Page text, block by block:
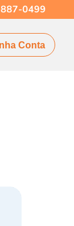
0499
Conta